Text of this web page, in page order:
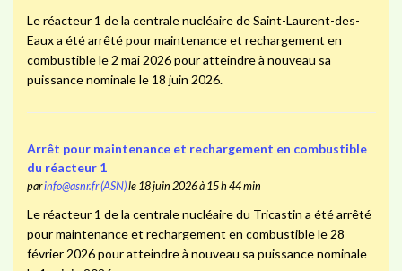
Le réacteur 1 de la centrale nucléaire de Saint-Laurent-des-
Eaux a été arrêté pour maintenance et rechargement en
combustible le 2 mai 2026 pour atteindre à nouveau sa
puissance nominale le 18 juin 2026.
Arrêt pour maintenance et rechargement en combustible
du réacteur 1
parinfo@asnr.fr (ASN)le 18 juin 2026 à 15 h 44 min
Le réacteur 1 de la centrale nucléaire du Tricastin a été arrêté
pour maintenance et rechargement en combustible le 28
février 2026 pour atteindre à nouveau sa puissance nominale